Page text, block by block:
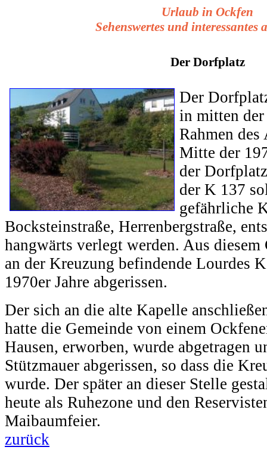
Urlaub in Ockfen
Sehenswertes und interessantes
Der Dorfplatz
Der
in mitten
Rahmen
Mitte der
der
der K 137
gefährliche
Bocksteinstraße, Herrenbergstraße,
hangwärts verlegt werden. Aus
an der Kreuzung befindende Lourdes
1970er Jahre abgerissen.
Der sich an die alte Kapelle
hatte die Gemeinde von einem
Hausen, erworben, wurde abgetragen
Stützmauer abgerissen, so dass die
wurde. Der später an dieser Stelle
heute als Ruhezone und den
Maibaumfeier.
zurück